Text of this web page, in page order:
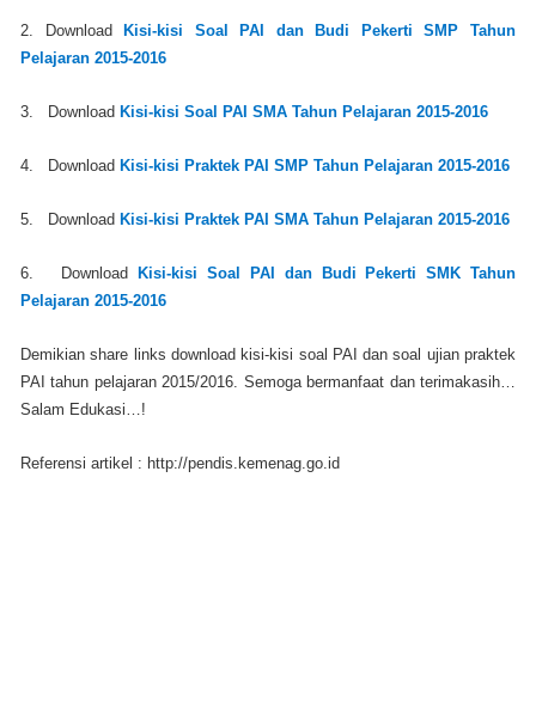
2. DownloadKisi-kisi Soal PAI dan Budi Pekerti SMP Tahun
Pelajaran 2015-2016
3. Download Kisi-kisi Soal PAI SMA Tahun Pelajaran 2015-2016
4. Download Kisi-kisi Praktek PAI SMP Tahun Pelajaran 2015-2016
5. Download Kisi-kisi Praktek PAI SMA Tahun Pelajaran 2015-2016
6. DownloadKisi-kisi Soal PAI dan Budi Pekerti SMK Tahun
Pelajaran 2015-2016
Demikian share links download kisi-kisi soal PAI dan soal ujian praktek
PAI tahun pelajaran 2015/2016. Semoga bermanfaat dan terimakasih…
Salam Edukasi…!
Referensi artikel : http://pendis.kemenag.go.id